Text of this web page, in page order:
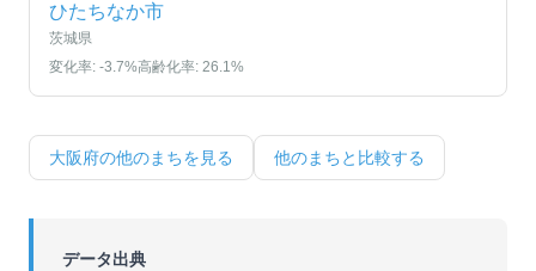
ひたちなか市
茨城県
変化率: -3.7%高齢化率: 26.1%
大阪府の他のまちを見る 他のまちと比較する
データ出典